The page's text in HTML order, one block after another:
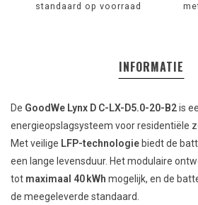
standaard op voorraad
INFORMATIE
De GoodWe Lynx D C-LX-D5.0-20-B2is
energieopslagsysteem voor residentiële
Met veilige LFP-technologie biedt de
een lange levensduur. Het modulaire
tot maximaal 40 kWh mogelijk, en de
de meegeleverde standaard.